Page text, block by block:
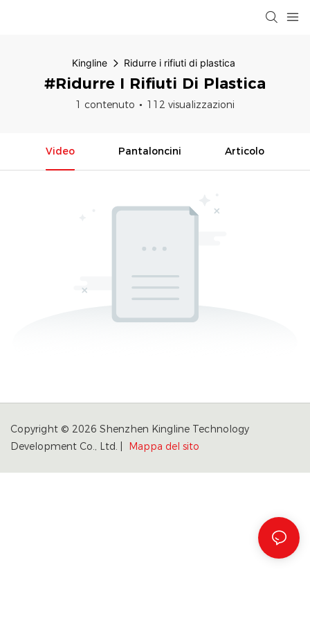
Kingline Ridurre i rifiuti di plastica
#Ridurre I Rifiuti Di Plastica
1 contenuto 112 visualizzazioni
Video Pantaloncini Articolo
Copyright © 2026 Shenzhen Kingline Technology
Development Co., Ltd. |
Mappa del sito